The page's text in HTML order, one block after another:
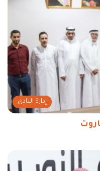
إدارة النادي